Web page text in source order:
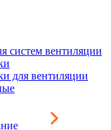
систем вентиляции
для вентиляции